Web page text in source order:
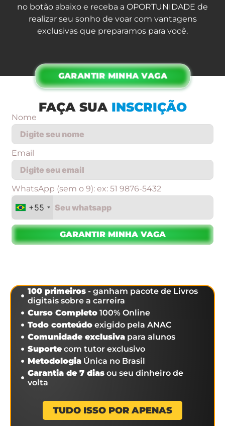
no botão abaixo e receba a OPORTUNIDADE de
realizar seu sonho de voar com vantagens
exclusivas que preparamos para você.
GARANTIR MINHA VAGA
FAÇA SUA INSCRIÇÃO
Nome
Email
WhatsApp (sem o 9): ex: 51 9876-5432
+55
GARANTIR MINHA VAGA
100 primeiros- ganham pacote de Livros
digitais sobre a carreira
Curso Completo100% Online
Todo conteúdoexigido pela ANAC
Comunidade exclusivapara alunos
Suportecom tutor exclusivo
MetodologiaÚnica no Brasil
Garantia de 7 diasou seu dinheiro de
volta
TUDO ISSO POR APENAS